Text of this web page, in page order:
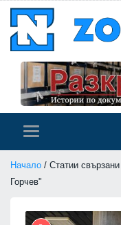
Начало / Статии
Горчев"